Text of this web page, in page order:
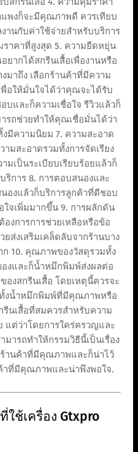
แพงก็จะมีคุณภาพดี ควรเทียบ
านกับค่าใช้จ่ายสำหรับบริการ
าคาที่สูงสุด 5. ความยืดหยุ่น
ยากได้สกรีนเสื้อเพื่องานหรือ
มาถึง เลือกร้านค้าที่มีความ
อให้มั่นใจได้ว่าคุณจะได้รับ
และก็ความเชื่อใจ รีวิวแล้วก็
รถช่วยทำให้คุณเชื่อมั่นได้ว่า
มีความนิยม 7. ความสะอาด
มสะอาดรวมทั้งการจัดเรียง
มเป็นระเบียบเรียบร้อยแล้วก็
ริการ 8. การตอบสนองและ
องแล้วก็บริการลูกค้าที่ดีชอบ
ใจเพิ่มมากขึ้น 9. การผลักดัน
งการการช่วยเหลือหรือข้อ
ส่งเสริมเคล็ดลับจากร้านบาง
ก 10. คุณภาพของวัสดุรวมทั้ง
งและก็น้ำหมึกพิมพ์ส่งผลต่อ
องสกรีนเสื้อ โดยเหตุนี้ควรจะ
ทั้งน้ำหมึกพิมพ์ที่มีคุณภาพหรือ
รีนเสื้อที่สมควรสำหรับความ
แต่ว่าโดยการใคร่ครวญและ
ารถทำให้กรรมวิธีนี้เป็นเรื่อง
านค้าที่มีคุณภาพและก็น่าไว้
าที่มีคุณภาพและน่าพึงพอใจ.
ใช้เครื่อง Gtxpro